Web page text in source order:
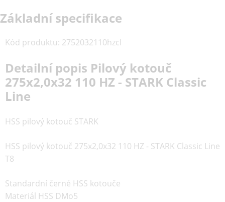
Základní specifikace
Kód produktu: 2752032110hzcl
Detailní popis Pilový kotouč
275x2,0x32 110 HZ - STARK Classic
Line
HSS pilový kotouč STARK
HSS pilový kotouč 275x2,0x32 110 HZ - STARK Classic Line
T8
Standardní černé HSS kotouče
Materiál HSS DMo5